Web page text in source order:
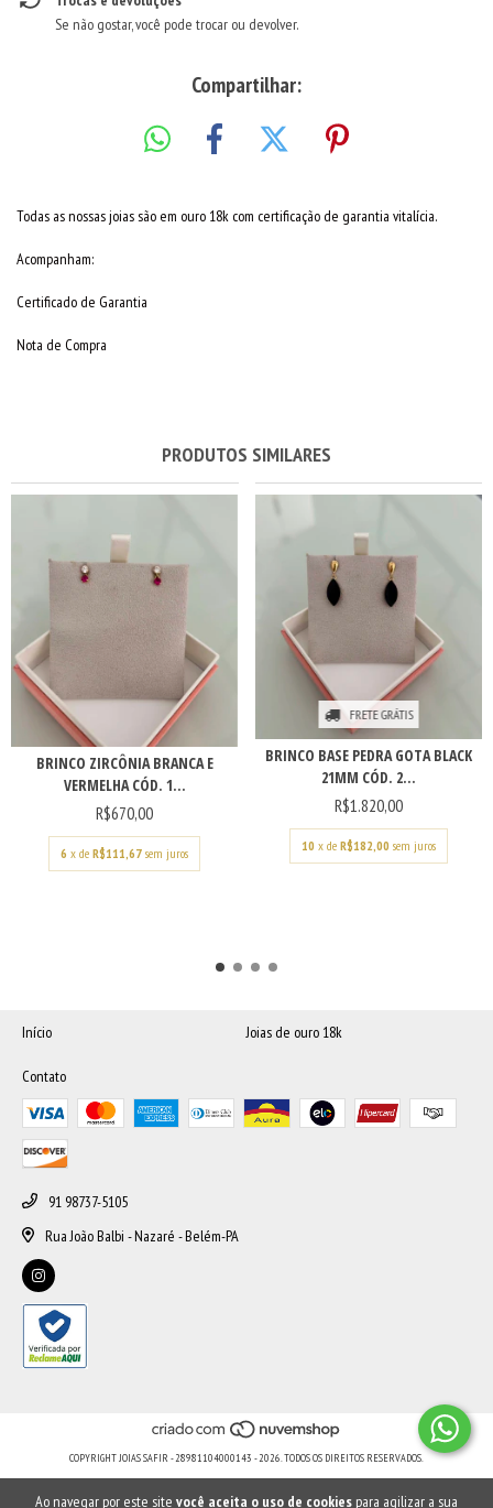
Ao navegar por este site você aceita o uso de cookies para agilizar a sua
Se não gostar, você pode trocar ou devolver.
Compartilhar:
Todas as nossas joias são em ouro 18k com certificação de garantia vitalícia.
Acompanham:
Certificado de Garantia
Nota de Compra
PRODUTOS SIMILARES
BRINCO ZIRCÔNIA BRANCA E
VERMELHA CÓD. 1...
R$670,00
6 x deR$111,67 sem juros
FRETE GRÁTIS
BRINCO BASE PEDRA GOTA BLACK
21MM CÓD. 2...
R$1.820,00
10 x de R$182,00 sem juros
Início Joias de ouro 18k
Contato
91 98737-5105
Rua João Balbi - Nazaré - Belém-PA
COPYRIGHT JOIAS SAFIR - 28981104000143 - 2026. TODOS OS DIREITOS RESERVADOS.